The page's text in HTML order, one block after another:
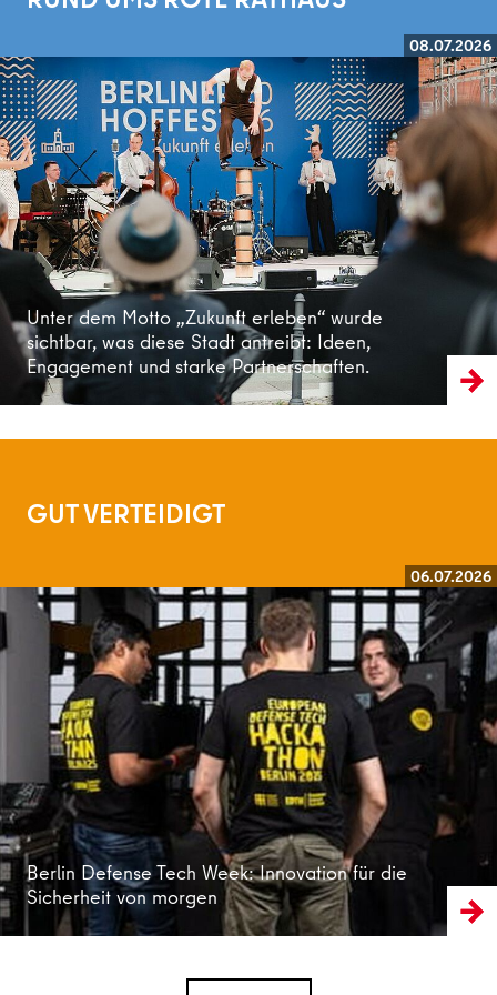
08.07.2026
Unter dem Motto „Zukunft erleben“ wurde
sichtbar, was diese Stadt antreibt: Ideen,
Engagement und starke Partnerschaften.
Weiterlesen
GUT VERTEIDIGT
06.07.2026
Berlin Defense Tech Week: Innovation für die
Sicherheit von morgen
Weiterlesen